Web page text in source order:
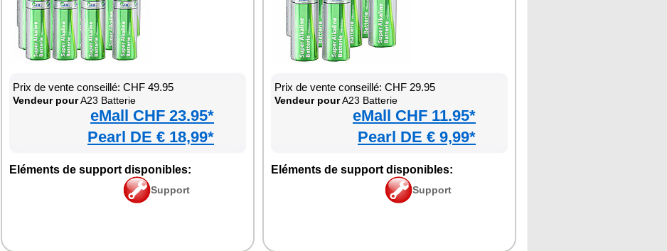
Prix de vente conseillé: CHF 49.95
Vendeur pourA23 Batterie
eMall CHF 23.95*
Pearl DE € 18,99*
Eléments de support disponibles:
Support
Prix de vente conseillé: CHF 29.95
Vendeur pourA23 Batterie
eMall CHF 11.95*
Pearl DE € 9,99*
Eléments de support disponibles:
Support